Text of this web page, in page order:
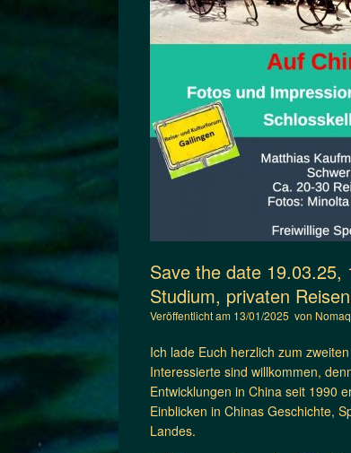
Save the date 19.03.25,
Studium, privaten
Veröffentlicht am 13/01/2025 von
Ich lade Euch herzlich zum
Interessierte sind willkommen,
Entwicklungen in China seit 1990
Einblicken in Chinas Geschichte,
Landes.